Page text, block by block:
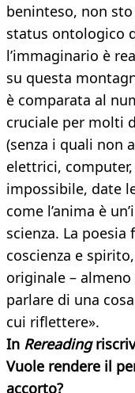
beninteso, non
status ontologico
l’immaginario è
su questa
è comparata al
cruciale per molti
(senza i quali non
elettrici,
impossibile, date
come l’anima è
scienza. La
coscienza e
originale –
parlare di una
cui riflettere».
In Rereading
Vuole rendere il
accorto?